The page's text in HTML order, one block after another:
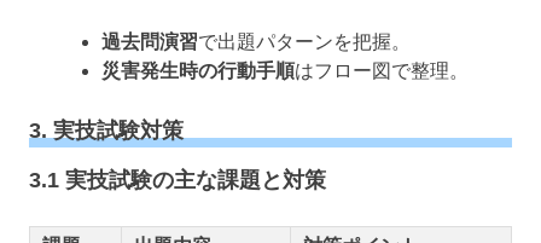
過去問演習で出題パターンを把握。
災害発生時の行動手順はフロー図で整理。
3. 実技試験対策
3.1 実技試験の主な課題と対策